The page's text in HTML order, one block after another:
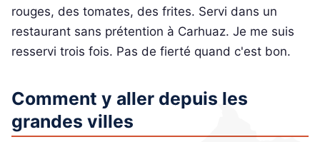
rouges, des tomates, des frites. Servi dans un
restaurant sans prétention à Carhuaz. Je me suis
resservi trois fois. Pas de fierté quand c'est bon.
Comment y aller depuis les
grandes villes